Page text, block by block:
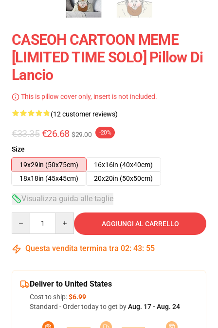
CASEOH CARTOON MEME
[LIMITED TIME SOLO] Pillow Di
Lancio
This is pillow cover only, insert is not included.
(12 customer reviews)
€33.35 €26.68 $29.00 -20%
Size
19x29in (50x75cm)
16x16in (40x40cm)
18x18in (45x45cm)
20x20in (50x50cm)
Visualizza guida alle taglie
AGGIUNGI AL CARRELLO
Questa vendita termina tra 02: 43: 54
Deliver to United States
Cost to ship:$6.99
Standard - Order today to get byAug. 17 - Aug. 24